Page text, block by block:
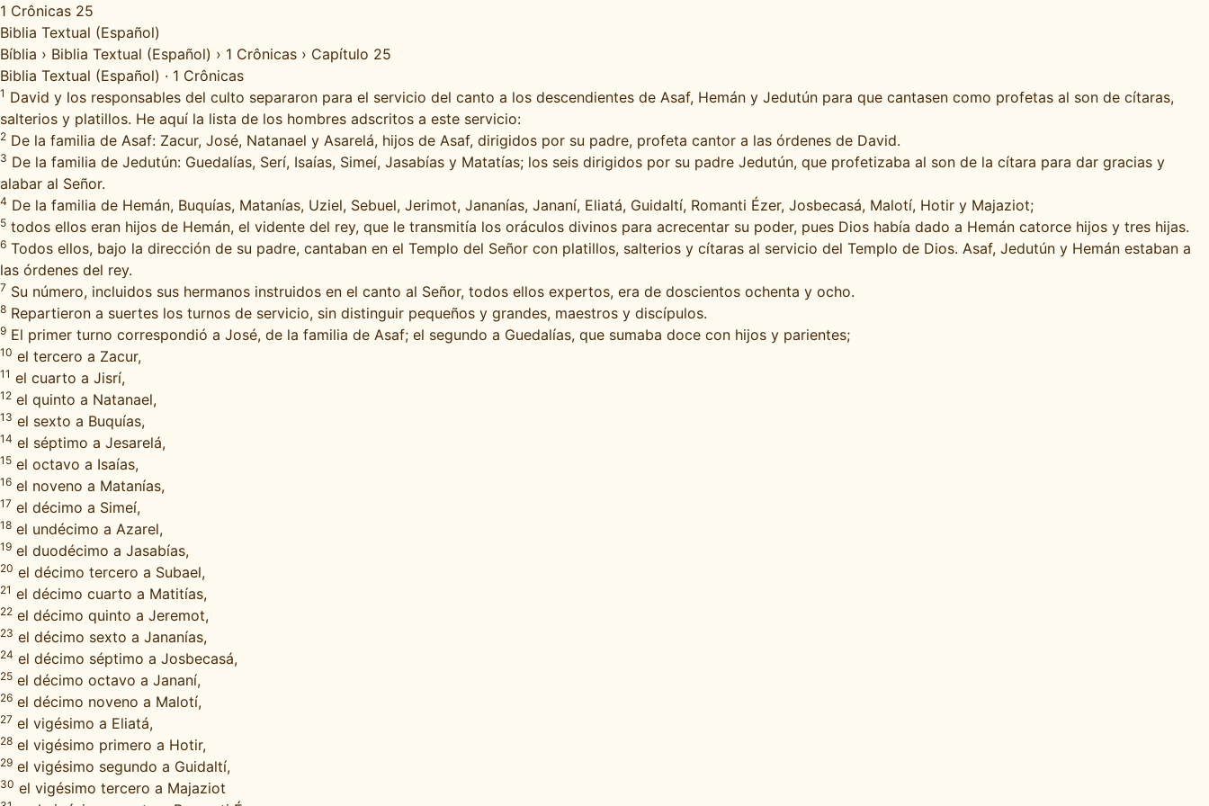
1 Crônicas 25
Biblia Textual (Español)
Bíblia › Biblia Textual (Español) › 1 Crônicas › Capítulo 25
Biblia Textual (Español) · 1 Crônicas
1 David y los responsables del culto separaron para el servicio del canto a los descendientes de Asaf, Hemán y Jedutún para que cantasen como profetas al son de cítaras,
salterios y platillos. He aquí la lista de los hombres adscritos a este servicio:
2 De la familia de Asaf: Zacur, José, Natanael y Asarelá, hijos de Asaf, dirigidos por su padre, profeta cantor a las órdenes de David.
3 De la familia de Jedutún: Guedalías, Serí, Isaías, Simeí, Jasabías y Matatías; los seis dirigidos por su padre Jedutún, que profetizaba al son de la cítara para dar gracias y
alabar al Señor.
4 De la familia de Hemán, Buquías, Matanías, Uziel, Sebuel, Jerimot, Jananías, Jananí, Eliatá, Guidaltí, Romanti Ézer, Josbecasá, Malotí, Hotir y Majaziot;
5 todos ellos eran hijos de Hemán, el vidente del rey, que le transmitía los oráculos divinos para acrecentar su poder, pues Dios había dado a Hemán catorce hijos y tres hijas.
6 Todos ellos, bajo la dirección de su padre, cantaban en el Templo del Señor con platillos, salterios y cítaras al servicio del Templo de Dios. Asaf, Jedutún y Hemán estaban a
las órdenes del rey.
7 Su número, incluidos sus hermanos instruidos en el canto al Señor, todos ellos expertos, era de doscientos ochenta y ocho.
8 Repartieron a suertes los turnos de servicio, sin distinguir pequeños y grandes, maestros y discípulos.
9 El primer turno correspondió a José, de la familia de Asaf; el segundo a Guedalías, que sumaba doce con hijos y parientes;
10 el tercero a Zacur,
11 el cuarto a Jisrí,
12 el quinto a Natanael,
13 el sexto a Buquías,
14 el séptimo a Jesarelá,
15 el octavo a Isaías,
16 el noveno a Matanías,
17 el décimo a Simeí,
18 el undécimo a Azarel,
19 el duodécimo a Jasabías,
20 el décimo tercero a Subael,
21 el décimo cuarto a Matitías,
22 el décimo quinto a Jeremot,
23 el décimo sexto a Jananías,
24 el décimo séptimo a Josbecasá,
25 el décimo octavo a Jananí,
26 el décimo noveno a Malotí,
27 el vigésimo a Eliatá,
28 el vigésimo primero a Hotir,
29 el vigésimo segundo a Guidaltí,
30 el vigésimo tercero a Majaziot